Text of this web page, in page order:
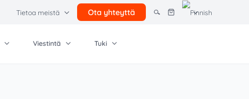
Tietoa meistä Ota yhteyttä
Viestintä Tuki